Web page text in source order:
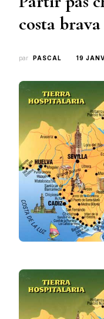
costa
par PASCAL 19